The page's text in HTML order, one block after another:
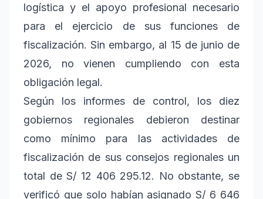
logística y el apoyo profesional necesario
para el ejercicio de sus funciones de
fiscalización. Sin embargo, al 15 de junio de
2026, no vienen cumpliendo con esta
obligación legal.
Según los informes de control, los diez
gobiernos regionales debieron destinar
como mínimo para las actividades de
fiscalización de sus consejos regionales un
total de S/ 12 406 295.12. No obstante, se
verificó que solo habían asignado S/ 6 646